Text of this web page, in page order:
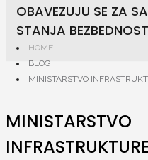
OBAVEZUJU SE ZA
STANJA
HOME
BLOG
MINISTARSTVO
MINISTARSTVO